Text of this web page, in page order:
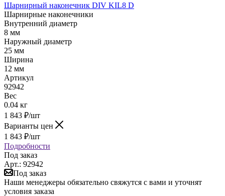
Шарнирный наконечник DIV KIL8 D
Шарнирные наконечники
Внутренний диаметр
8 мм
Наружный диаметр
25 мм
Ширина
12 мм
Артикул
92942
Вес
0.04 кг
1 843 ₽/шт
Варианты цен
1 843 ₽/шт
Подробности
Под заказ
Арт.: 92942
Под заказ
Наши менеджеры обязательно свяжутся с вами и уточнят
условия заказа